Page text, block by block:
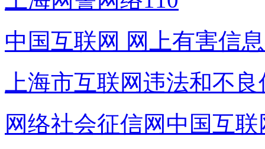
中国互联网 网上有害信
上海市互联网违法和不
网络社会征信网 中国互